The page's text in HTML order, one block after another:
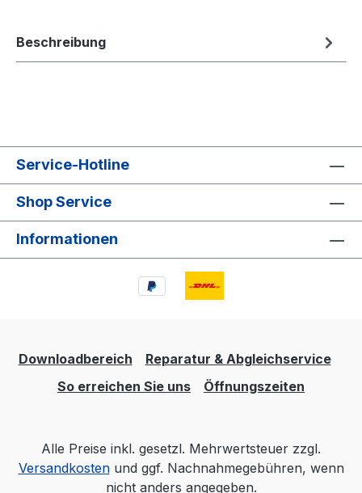
Beschreibung
Service-Hotline
Shop Service
Informationen
Downloadbereich
Reparatur & Abgleichservice
So erreichen Sie uns
Öffnungszeiten
Alle Preise inkl. gesetzl. Mehrwertsteuer zzgl.
Versandkostenund ggf. Nachnahmegebühren, wenn
nicht anders angegeben.